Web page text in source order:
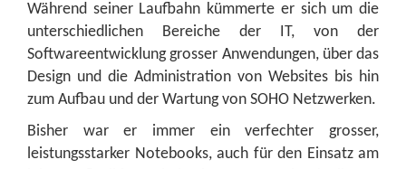
Während seiner Laufbahn kümmerte er sich um die
unterschiedlichen Bereiche der IT, von der
Softwareentwicklung grosser Anwendungen, über das
Design und die Administration von Websites bis hin
zum Aufbau und der Wartung von SOHO Netzwerken.
Bisher war er immer ein verfechter grosser,
leistungsstarker Notebooks, auch für den Einsatz am